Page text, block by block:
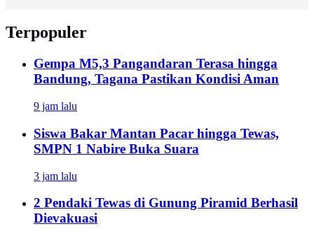
Terpopuler
Gempa M5,3 Pangandaran Terasa hingga
Bandung, Tagana Pastikan Kondisi Aman
9 jam lalu
Siswa Bakar Mantan Pacar hingga Tewas,
SMPN 1 Nabire Buka Suara
3 jam lalu
2 Pendaki Tewas di Gunung Piramid Berhasil
Dievakuasi